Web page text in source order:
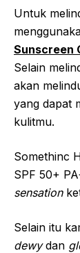
Untuk
Sunscreen
Selain
akan
yang dapat
kulitmu.
Somethinc
SPF 50+
sensation
Selain itu
dewydan